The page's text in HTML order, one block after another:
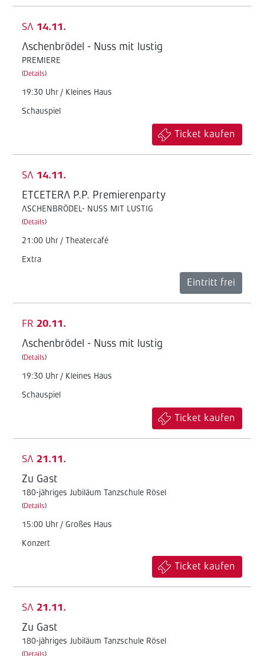
SA 14.11.
Aschenbrödel - Nuss mit lustig
PREMIERE
(Details)
19:30 Uhr / Kleines Haus
Schauspiel
Ticket kaufen
SA 14.11.
ETCETERA P.P. Premierenparty
ASCHENBRÖDEL- NUSS MIT LUSTIG
(Details)
21:00 Uhr / Theatercafé
Extra
Eintritt frei
FR 20.11.
Aschenbrödel - Nuss mit lustig
(Details)
19:30 Uhr / Kleines Haus
Schauspiel
Ticket kaufen
SA 21.11.
Zu Gast
180-jähriges Jubiläum Tanzschule Rösel
(Details)
15:00 Uhr / Großes Haus
Konzert
Ticket kaufen
SA 21.11.
Zu Gast
180-jähriges Jubiläum Tanzschule Rösel